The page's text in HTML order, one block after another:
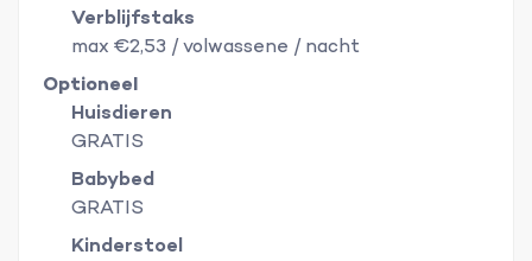
Verblijfstaks
max €2,53 / volwassene / nacht
Optioneel
Huisdieren
GRATIS
Babybed
GRATIS
Kinderstoel